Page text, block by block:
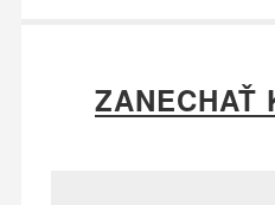
ZANECHAŤ